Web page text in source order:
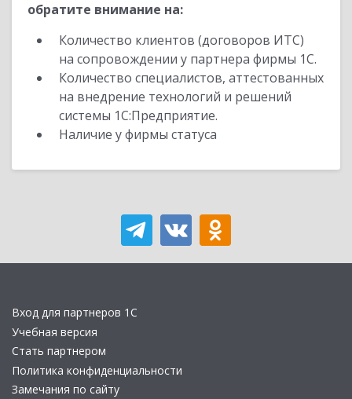
обратите внимание на:
Количество клиентов (договоров ИТС)
на сопровождении у партнера фирмы 1С.
Количество специалистов, аттестованных
на внедрение технологий и решений
системы 1С:Предприятие.
Наличие у фирмы статуса
Вход для партнеров 1С
Учебная версия
Стать партнером
Политика конфиденциальности
Замечания по сайту